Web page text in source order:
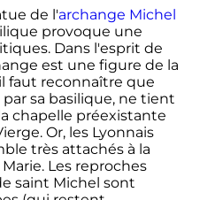
de l'archange Michel
provoque une
Dans l'esprit de
est une figure de la
il faut reconnaître que
sa basilique, ne tient
chapelle préexistante
Or, les Lyonnais
très attachés à la
Les reproches
saint Michel sont